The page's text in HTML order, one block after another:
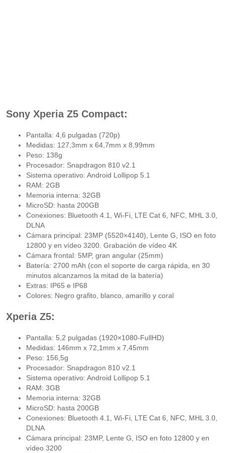
Sony Xperia Z5 Compact:
Pantalla: 4,6 pulgadas (720p)
Medidas: 127,3mm x 64,7mm x 8,99mm
Peso: 138g
Procesador: Snapdragon 810 v2.1
Sistema operativo: Android Lollipop 5.1
RAM: 2GB
Memoria interna: 32GB
MicroSD: hasta 200GB
Conexiones: Bluetooth 4.1, Wi-Fi, LTE Cat 6, NFC, MHL 3.0,
DLNA
Cámara principal: 23MP (5520×4140), Lente G, ISO en foto
12800 y en vídeo 3200. Grabación de vídeo 4K
Cámara frontal: 5MP, gran angular (25mm)
Batería: 2700 mAh (con el soporte de carga rápida, en 30
minutos alcanzamos la mitad de la batería)
Extras: IP65 e IP68
Colores: Negro grafito, blanco, amarillo y coral
Xperia Z5:
Pantalla: 5,2 pulgadas (1920×1080-FullHD)
Medidas: 146mm x 72,1mm x 7,45mm
Peso: 156,5g
Procesador: Snapdragon 810 v2.1
Sistema operativo: Android Lollipop 5.1
RAM: 3GB
Memoria interna: 32GB
MicroSD: hasta 200GB
Conexiones: Bluetooth 4.1, Wi-Fi, LTE Cat 6, NFC, MHL 3.0,
DLNA
Cámara principal: 23MP, Lente G, ISO en foto 12800 y en
vídeo 3200